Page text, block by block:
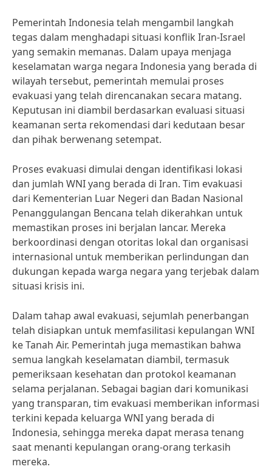
Pemerintah Indonesia telah mengambil langkah
tegas dalam menghadapi situasi konflik Iran-Israel
yang semakin memanas. Dalam upaya menjaga
keselamatan warga negara Indonesia yang berada di
wilayah tersebut, pemerintah memulai proses
evakuasi yang telah direncanakan secara matang.
Keputusan ini diambil berdasarkan evaluasi situasi
keamanan serta rekomendasi dari kedutaan besar
dan pihak berwenang setempat.
Proses evakuasi dimulai dengan identifikasi lokasi
dan jumlah WNI yang berada di Iran. Tim evakuasi
dari Kementerian Luar Negeri dan Badan Nasional
Penanggulangan Bencana telah dikerahkan untuk
memastikan proses ini berjalan lancar. Mereka
berkoordinasi dengan otoritas lokal dan organisasi
internasional untuk memberikan perlindungan dan
dukungan kepada warga negara yang terjebak dalam
situasi krisis ini.
Dalam tahap awal evakuasi, sejumlah penerbangan
telah disiapkan untuk memfasilitasi kepulangan WNI
ke Tanah Air. Pemerintah juga memastikan bahwa
semua langkah keselamatan diambil, termasuk
pemeriksaan kesehatan dan protokol keamanan
selama perjalanan. Sebagai bagian dari komunikasi
yang transparan, tim evakuasi memberikan informasi
terkini kepada keluarga WNI yang berada di
Indonesia, sehingga mereka dapat merasa tenang
saat menanti kepulangan orang-orang terkasih
mereka.